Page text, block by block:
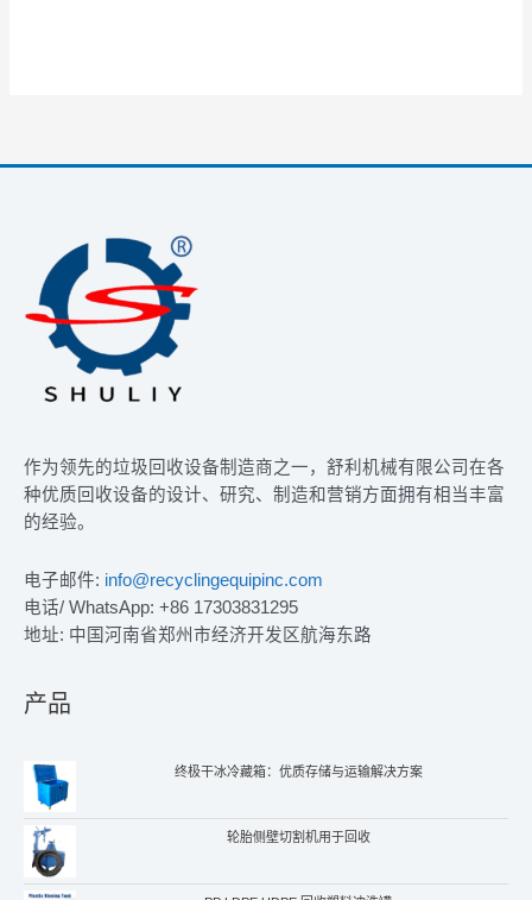
作为领先的垃圾回收设备制造商之一，舒利机械有限公司在各
种优质回收设备的设计、研究、制造和营销方面拥有相当丰富
的经验。
电子邮件: info@recyclingequipinc.com
电话/ WhatsApp: +86 17303831295
地址: 中国河南省郑州市经济开发区航海东路
产品
终极干冰冷藏箱：优质存储与运输解决方案
轮胎侧壁切割机用于回收